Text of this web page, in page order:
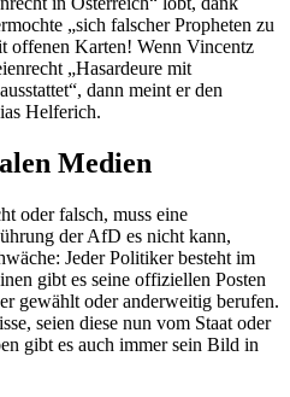
„sich falscher Propheten zu
offenen Karten! Wenn Vincentz
„Hasardeure mit
dann meint er den
Helferich.
Medien
oder falsch, muss eine
der AfD es nicht kann,
Jeder Politiker besteht im
gibt es seine offiziellen Posten
gewählt oder anderweitig berufen.
seien diese nun vom Staat oder
gibt es auch immer sein Bild in